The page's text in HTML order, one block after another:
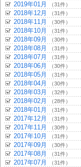
2019年01月 （31件）
2018年12月 （31件）
2018年11月 （30件）
2018年10月 （31件）
2018年09月 （30件）
2018年08月 （31件）
2018年07月 （31件）
2018年06月 （30件）
2018年05月 （31件）
2018年04月 （30件）
2018年03月 （32件）
2018年02月 （28件）
2018年01月 （31件）
2017年12月 （31件）
2017年11月 （30件）
2017年10月 （31件）
2017年09月 （30件）
2017年08月 （31件）
2017年07月 （31件）